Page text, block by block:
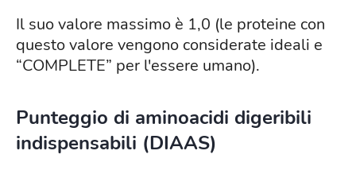
Il suo valore massimo è 1,0 (le proteine con
questo valore vengono considerate ideali e
“COMPLETE” per l'essere umano).
Punteggio di aminoacidi digeribili
indispensabili (DIAAS)